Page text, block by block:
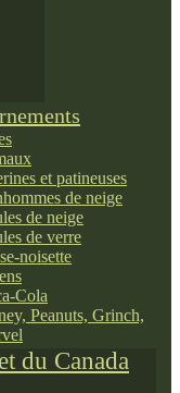
du Canada
et patineuses
de neige
de neige
de verre
noisette
Cola
Peanuts, Grinch,